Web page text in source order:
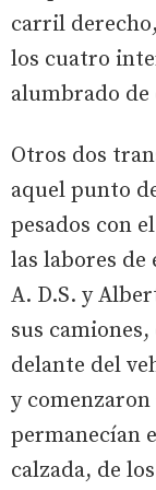
carril
los cuatro
alumbrado de
Otros dos
aquel punto
pesados con
las labores
A. D.S. y
sus
delante del
y
permanecían
calzada, de